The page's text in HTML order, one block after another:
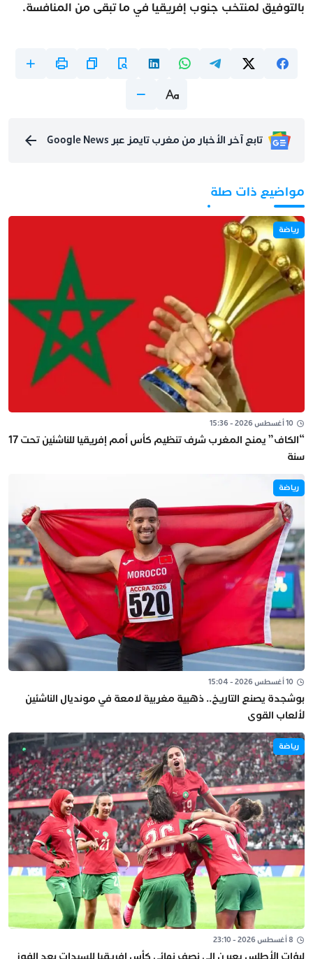
بالتوفيق لمنتخب جنوب إفريقيا في ما تبقى من المنافسة.
تابع آخر الأخبار من مغرب تايمز عبر Google News
مواضيع ذات صلة
رياضة
10 أغسطس 2026 - 15:36
“الكاف” يمنح المغرب شرف تنظيم كأس أمم إفريقيا للناشئين تحت 17
سنة
رياضة
10 أغسطس 2026 - 15:04
بوشجدة يصنع التاريخ.. ذهبية مغربية لامعة في مونديال الناشئين
لألعاب القوى
رياضة
8 أغسطس 2026 - 23:10